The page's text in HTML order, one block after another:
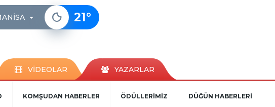
21°
VİDEOLAR YAZARLAR
KOMŞUDAN HABERLER ÖDÜLLERİMİZ DÜĞÜN HABERLERİ